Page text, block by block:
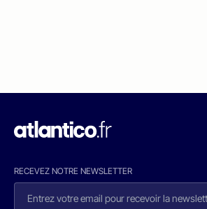
RECEVEZ NOTRE NEWSLETTER